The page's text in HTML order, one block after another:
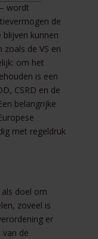
wordt
de
kunnen
de VS en
om het
is een
CSRD en de
belangrijke
met regeldruk
doel om
zoveel is
er
van de